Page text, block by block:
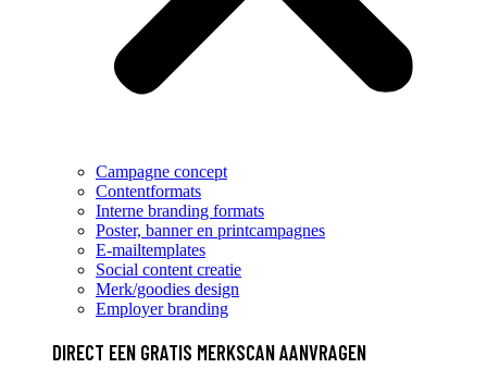
Campagne concept
Contentformats
Interne branding formats
Poster, banner en printcampagnes
E-mailtemplates
Social content creatie
Merk/goodies design
Employer branding
DIRECT EEN GRATIS MERKSCAN AANVRAGEN